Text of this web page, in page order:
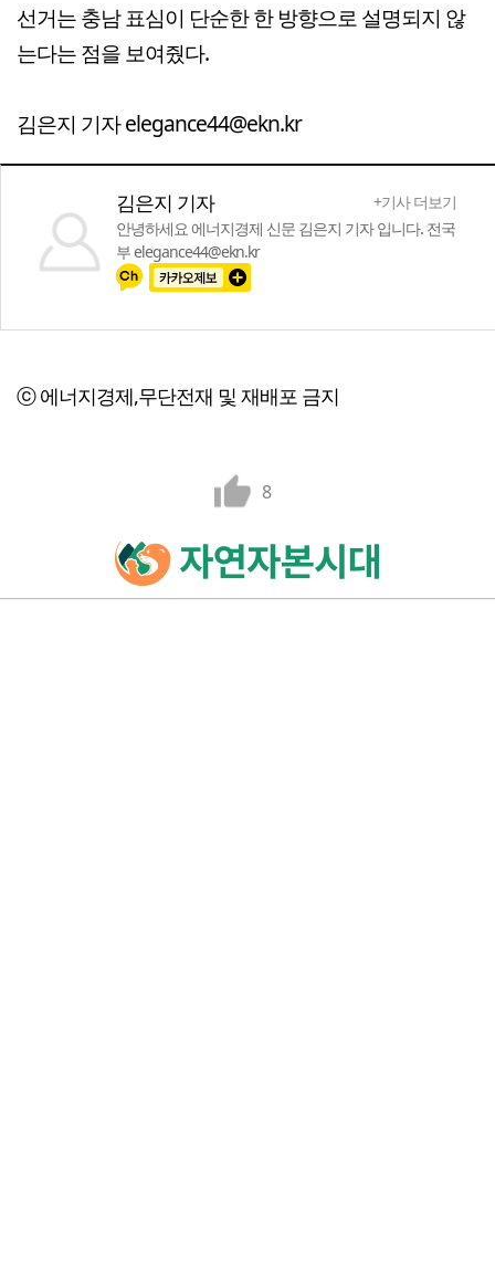
선거는 충남 표심이 단순한 한 방향으로 설명되지 않
는다는 점을 보여줬다.
김은지 기자 elegance44@ekn.kr
김은지 기자
+기사 더보기
안녕하세요 에너지경제 신문 김은지 기자 입니다. 전국
부 elegance44@ekn.kr
ⓒ 에너지경제,무단전재 및 재배포 금지
8